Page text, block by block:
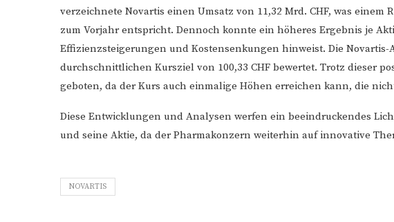
verzeichnete Novartis einen Umsatz von 11,32 Mrd. CHF, was einem
zum Vorjahr entspricht. Dennoch konnte ein höheres Ergebnis je
Effizienzsteigerungen und Kostensenkungen hinweist. Die
durchschnittlichen Kursziel von 100,33 CHF bewertet. Trotz dieser
geboten, da der Kurs auch einmalige Höhen erreichen kann, die
Diese Entwicklungen und Analysen werfen ein beeindruckendes
und seine Aktie, da der Pharmakonzern weiterhin auf innovative
NOVARTIS